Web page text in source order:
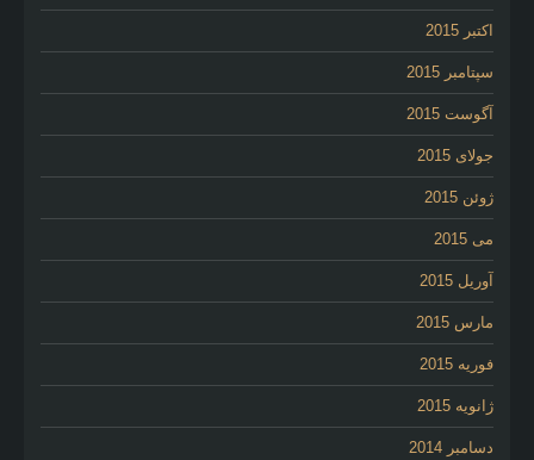
اکتبر 2015
سپتامبر 2015
آگوست 2015
جولای 2015
ژوئن 2015
می 2015
آوریل 2015
مارس 2015
فوریه 2015
ژانویه 2015
دسامبر 2014